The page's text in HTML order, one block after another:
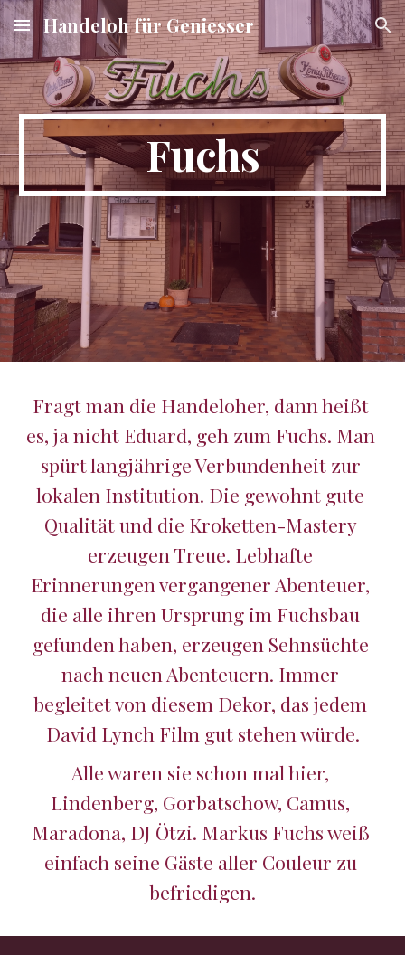
Skip to main content Skip to navigation
Handeloh für Geniesser
Fuchs
Fragt man die Handeloher, dann heißt
es, ja nicht Eduard, geh zum Fuchs. Man
spürt langjährige Verbundenheit zur
lokalen Institution. Die gewohnt gute
Qualität und die Kroketten-Mastery
erzeugen Treue. Lebhafte
Erinnerungen vergangener Abenteuer,
die alle ihren Ursprung im Fuchsbau
gefunden haben, erzeugen Sehnsüchte
nach neuen Abenteuern. Immer
begleitet von diesem Dekor, das jedem
David Lynch Film gut stehen würde.
Alle waren sie schon mal hier,
Lindenberg, Gorbatschow, Camus,
Maradona, DJ Ötzi. Markus Fuchs weiß
einfach seine Gäste aller Couleur zu
befriedigen.